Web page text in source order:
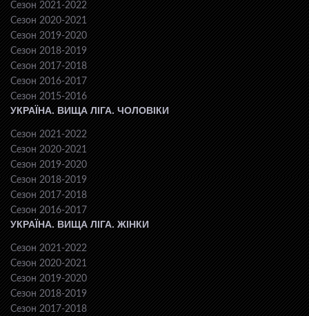
Сезон 2021-2022
Сезон 2020-2021
Сезон 2019-2020
Сезон 2018-2019
Сезон 2017-2018
Сезон 2016-2017
Сезон 2015-2016
УКРАЇНА. ВИЩА ЛІГА. ЧОЛОВІКИ
Сезон 2021-2022
Сезон 2020-2021
Сезон 2019-2020
Сезон 2018-2019
Сезон 2017-2018
Сезон 2016-2017
УКРАЇНА. ВИЩА ЛІГА. ЖІНКИ
Сезон 2021-2022
Сезон 2020-2021
Сезон 2019-2020
Сезон 2018-2019
Сезон 2017-2018